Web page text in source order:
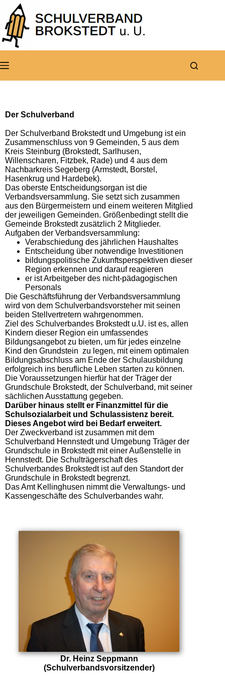
Der Schulverband
Der Schulverband Brokstedt und Umgebung ist ein
Zusammenschluss von 9 Gemeinden, 5 aus dem
Kreis Steinburg (Brokstedt, Sarlhusen,
Willenscharen, Fitzbek, Rade) und 4 aus dem
Nachbarkreis Segeberg (Armstedt, Borstel,
Hasenkrug und Hardebek).
Das oberste Entscheidungsorgan ist die
Verbandsversammlung. Sie setzt sich zusammen
aus den Bürgermeistern und einem weiteren Mitglied
der jeweiligen Gemeinden. Größenbedingt stellt die
Gemeinde Brokstedt zusätzlich 2 Mitglieder.
Aufgaben der Verbandsversammlung:
Verabschiedung des jährlichen Haushaltes
Entscheidung über notwendige Investitionen
bildungspolitische Zukunftsperspektiven dieser
Region erkennen und darauf reagieren
er ist Arbeitgeber des nicht-pädagogischen
Personals
Die Geschäftsführung der Verbandsversammlung
wird von dem Schulverbandsvorsteher mit seinen
beiden Stellvertretern wahrgenommen.
Ziel des Schulverbandes Brokstedt u.U. ist es, allen
Kindern dieser Region ein umfassendes
Bildungsangebot zu bieten, um für jedes einzelne
Kind den Grundstein zu legen, mit einem optimalen
Bildungsabschluss am Ende der Schulausbildung
erfolgreich ins berufliche Leben starten zu können.
Die Voraussetzungen hierfür hat der Träger der
Grundschule Brokstedt, der Schulverband, mit seiner
sächlichen Ausstattung gegeben.
Darüber hinaus stellt er Finanzmittel für die
Schulsozialarbeit und Schulassistenz bereit.
Dieses Angebot wird bei Bedarf erweitert.
Der Zweckverband ist zusammen mit dem
Schulverband Hennstedt und Umgebung Träger der
Grundschule in Brokstedt mit einer Außenstelle in
Hennstedt. Die Schulträgerschaft des
Schulverbandes Brokstedt ist auf den Standort der
Grundschule in Brokstedt begrenzt.
Das Amt Kellinghusen nimmt die Verwaltungs- und
Kassengeschäfte des Schulverbandes wahr.
Dr. Heinz Seppmann
(Schulverbandsvorsitzender)